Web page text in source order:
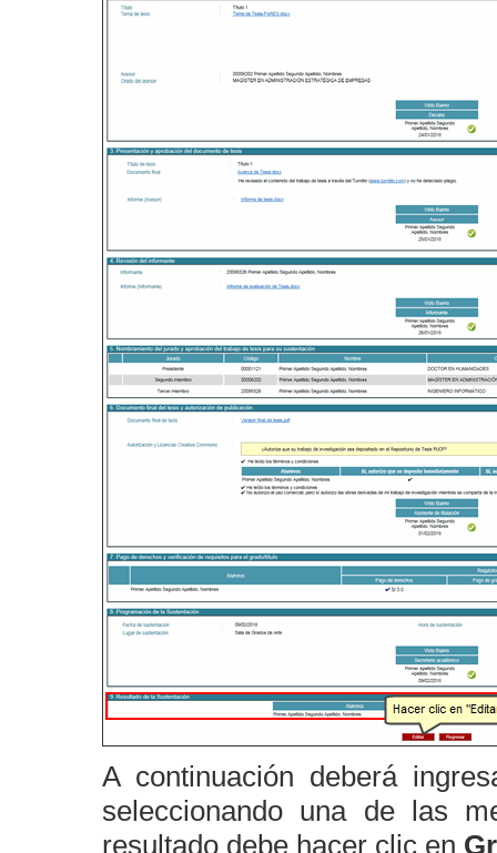
A continuación deberá
seleccionando una de las
resultado debe hacer clic en